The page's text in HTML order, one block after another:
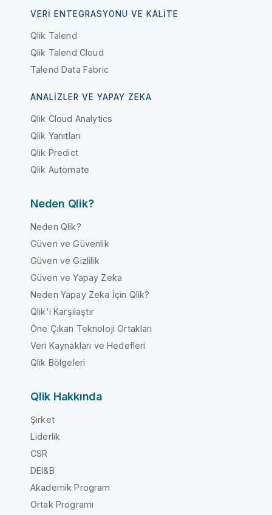
VERI ENTEGRASYONU VE KALITE
Qlik Talend
Qlik Talend Cloud
Talend Data Fabric
ANALIZLER VE YAPAY ZEKA
Qlik Cloud Analytics
Qlik Yanıtları
Qlik Predict
Qlik Automate
Neden Qlik?
Neden Qlik?
Güven ve Güvenlik
Güven ve Gizlilik
Güven ve Yapay Zeka
Neden Yapay Zeka İçin Qlik?
Qlik'i Karşılaştır
Öne Çıkan Teknoloji Ortakları
Veri Kaynakları ve Hedefleri
Qlik Bölgeleri
Qlik Hakkında
Şirket
Liderlik
CSR
DEI&B
Akademik Program
Ortak Programı